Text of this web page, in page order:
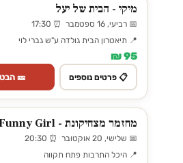
מיקי - הבית של יעל
📅 רביעי, 16 ספטמבר ⏰ 17:30
📍 תיאטרון הבית גולדה ע"ש גברי לוי
95 ₪
📋 פרטים נוספים 🎫
מחזמר מצחיקונת - Funny Girl
📅 שלישי, 20 אוקטובר ⏰ 20:30
📍 היכל התרבות פתח תקווה